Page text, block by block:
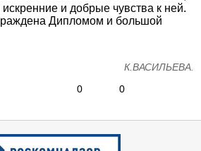
и добрые чувства к ней.
Дипломом и большой
К.ВАСИЛЬЕВА.
0
0